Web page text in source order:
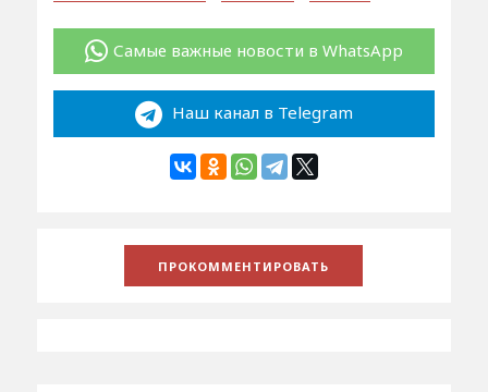
Самые важные новости в WhatsApp
Наш канал в Telegram